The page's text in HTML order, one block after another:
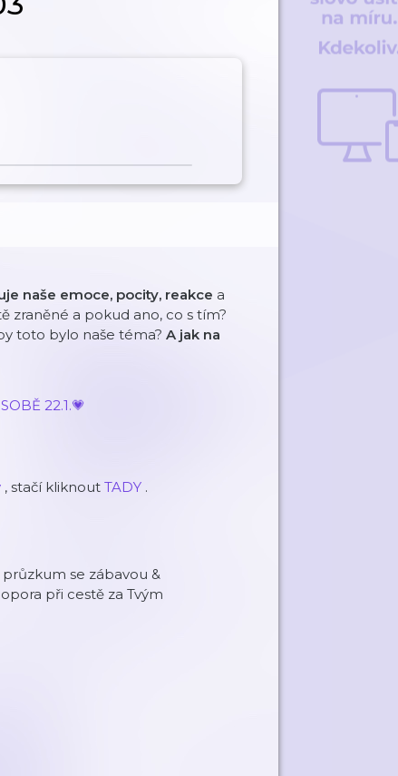
naše emoce, pocity, reakce a
zraněné a pokud ano, co s tím?
toto bylo naše téma? A jak na
22.1.💗
, stačí kliknout TADY .
se zábavou &
při cestě za Tvým